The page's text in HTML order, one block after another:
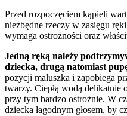
Przed rozpoczęciem kąpieli
niezbędne rzeczy w zasięgu
wymaga ostrożności oraz
Jedną ręką należy
dziecka, drugą natomiast
pozycji maluszka i zapobiega
twarzy. Ciepłą wodą delikatnie
przy tym bardzo ostrożnie. W
dziecka łagodnym głosem, by